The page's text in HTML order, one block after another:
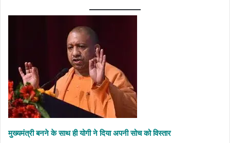
मुख्यमंत्री बनने के साथ ही योगी ने दिया अपनी सोच को विस्तार